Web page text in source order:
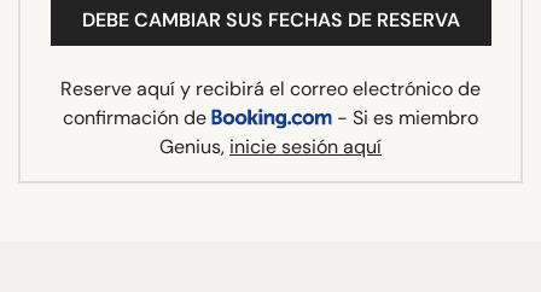
DEBE CAMBIAR SUS FECHAS DE RESERVA
Reserve aquí y recibirá el correo electrónico de
confirmación de
- Si es miembro
Genius, inicie sesión aquí